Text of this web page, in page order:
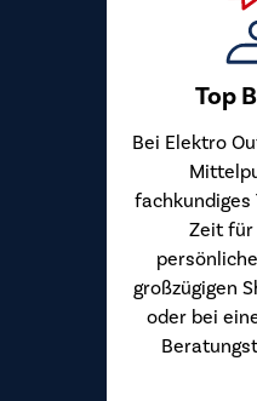
Top
Bei Elektro
fachkundiges
Zeit für
großzügigen
oder bei